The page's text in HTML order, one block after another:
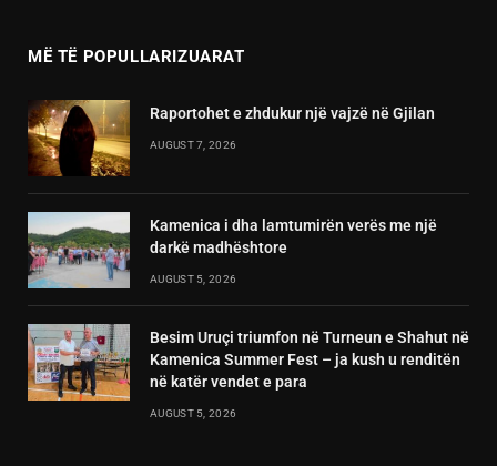
MË TË POPULLARIZUARAT
Raportohet e zhdukur një vajzë në Gjilan
AUGUST 7, 2026
Kamenica i dha lamtumirën verës me një
darkë madhështore
AUGUST 5, 2026
Besim Uruçi triumfon në Turneun e Shahut në
Kamenica Summer Fest – ja kush u renditën
në katër vendet e para
AUGUST 5, 2026